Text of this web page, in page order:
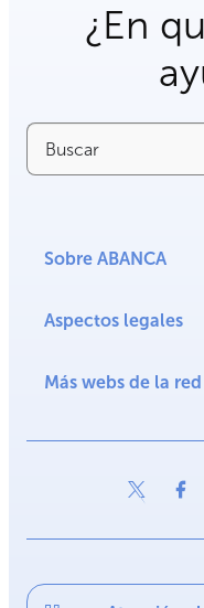
¿En
Buscar
Sobre ABANCA
Aspectos legales
Más webs de la red